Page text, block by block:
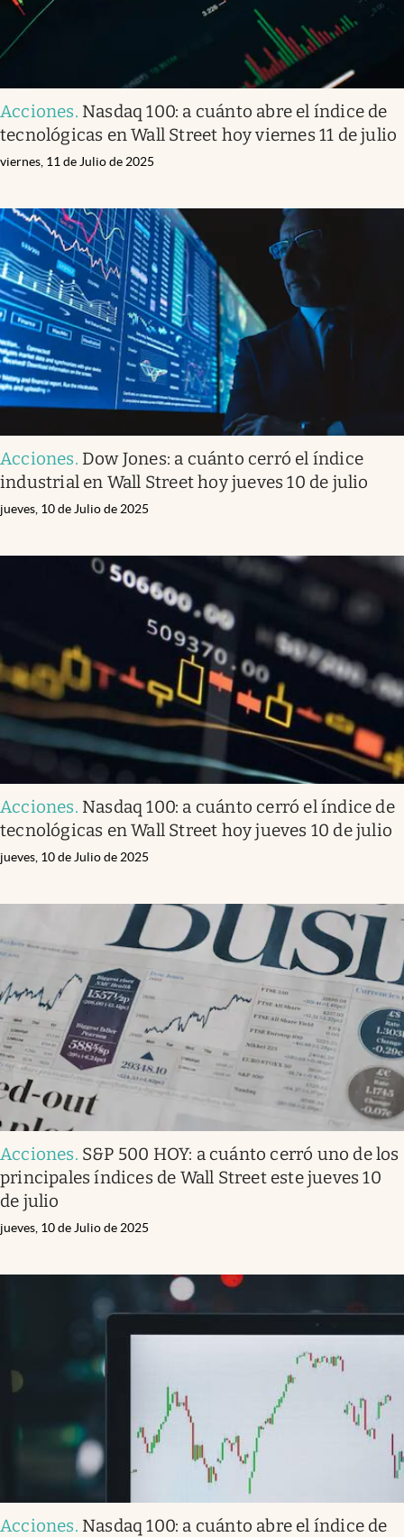
Acciones. Nasdaq 100: a cuánto abre el índice de
tecnológicas en Wall Street hoy viernes 11 de julio
viernes, 11 de Julio de 2025
Acciones. Dow Jones: a cuánto cerró el índice
industrial en Wall Street hoy jueves 10 de julio
jueves, 10 de Julio de 2025
Acciones. Nasdaq 100: a cuánto cerró el índice de
tecnológicas en Wall Street hoy jueves 10 de julio
jueves, 10 de Julio de 2025
Acciones. S&P 500 HOY: a cuánto cerró uno de los
principales índices de Wall Street este jueves 10
de julio
jueves, 10 de Julio de 2025
Acciones. Nasdaq 100: a cuánto abre el índice de